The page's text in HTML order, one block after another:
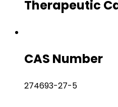
Therapeutic
CAS Number
274693-27-5